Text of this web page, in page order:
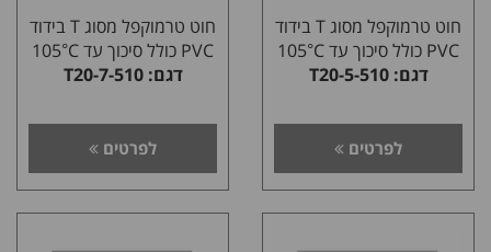
חוט טרמוקפל מסוג T בידוד
PVC כולל סיכוך עד 105°C
דגם: T20-5-510
לפרטים
חוט טרמוקפל מסוג T בידוד
PVC כולל סיכוך עד 105°C
דגם: T20-7-510
לפרטים